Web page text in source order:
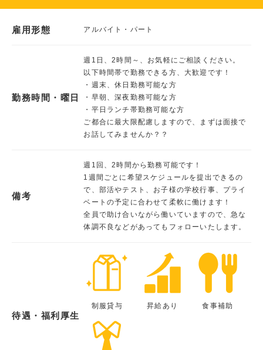
雇用形態 アルバイト・パート
勤務時間・曜日
週1日、2時間～、お気軽にご相談ください。
以下時間帯で勤務できる方、大歓迎です！
・週末、休日勤務可能な方
・早朝、深夜勤務可能な方
・平日ランチ帯勤務可能な方
ご都合に最大限配慮しますので、まずは面接で
お話してみませんか？？
備考
週1回、2時間から勤務可能です！
1週間ごとに希望スケジュールを提出できるの
で、部活やテスト、お子様の学校行事、プライ
ベートの予定に合わせて柔軟に働けます！
全員で助け合いながら働いていますので、急な
体調不良などがあってもフォローいたします。
待遇・福利厚生
制服貸与 昇給あり 食事補助